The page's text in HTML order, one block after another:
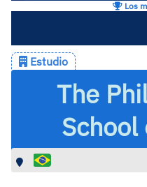
Los
Estudio
The
School